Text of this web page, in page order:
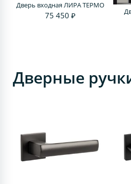
Дверь входная ЛИРА ТЕРМО
75 450 ₽
Дверные